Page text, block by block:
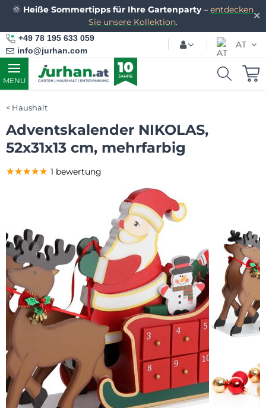
✕
🌞 Heiße Sommertipps für Ihre Gartenparty– entdecken
Sie unsere Kollektion.
+49 78 195 633 059
info@jurhan.com
AT
MENU
Haushalt
Adventskalender NIKOLAS,
52x31x13 cm, mehrfarbig
★★★★★
★★★★★
★★★★★ 1 bewertung